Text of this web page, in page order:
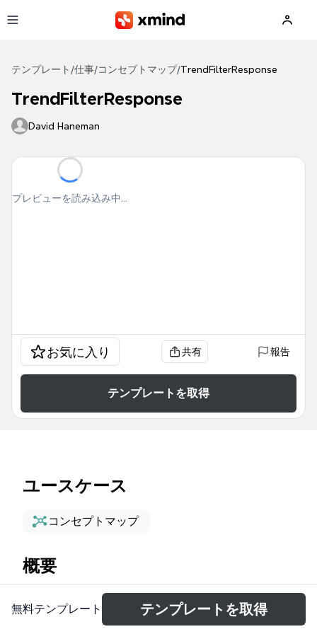
テンプレート /仕事/コンセプトマップ/TrendFilterResponse
TrendFilterResponse
David Haneman
プレビューを読み込み中...
お気に入り 共有 報告
テンプレートを取得
ユースケース
コンセプトマップ
概要
The TrendFilter Response mind map template,
designed for strategists and analysts, dissects 38
無料テンプレート テンプレートを取得